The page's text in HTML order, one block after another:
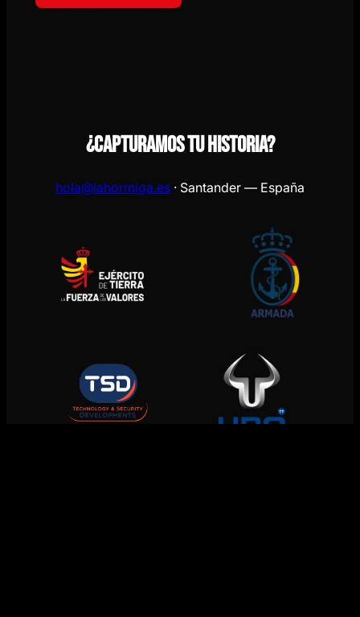
¿Capturamos tu historia?
hola@lahormiga.es · Santander — España